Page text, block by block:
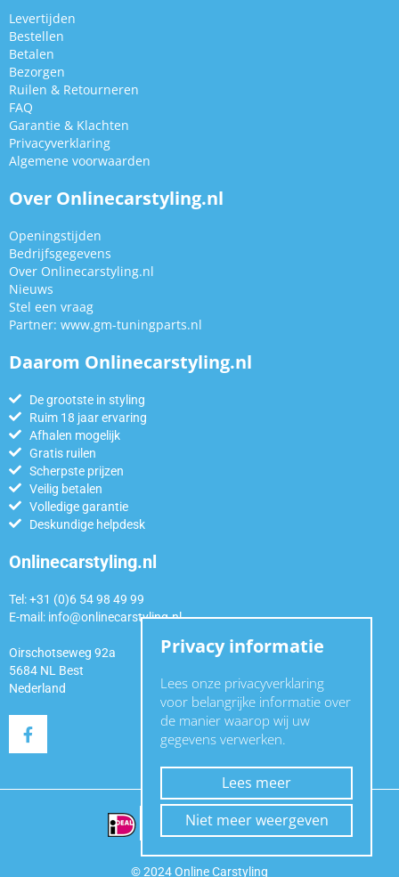
Levertijden
Bestellen
Betalen
Bezorgen
Ruilen & Retourneren
FAQ
Garantie & Klachten
Privacyverklaring
Algemene voorwaarden
Over Onlinecarstyling.nl
Openingstijden
Bedrijfsgegevens
Over Onlinecarstyling.nl
Nieuws
Stel een vraag
Partner: www.gm-tuningparts.nl
Daarom Onlinecarstyling.nl
De grootste in styling
Ruim 18 jaar ervaring
Afhalen mogelijk
Gratis ruilen
Scherpste prijzen
Veilig betalen
Volledige garantie
Deskundige helpdesk
Onlinecarstyling.nl
Tel: +31 (0)6 54 98 49 99
E-mail: info@onlinecarstyling.nl
Oirschotseweg 92a
5684 NL Best
Nederland
© 2024 Online Carstyling
Privacy informatie
Lees onze privacyverklaring
voor belangrijke informatie over
de manier waarop wij uw
gegevens verwerken.
Lees meer
Niet meer weergeven